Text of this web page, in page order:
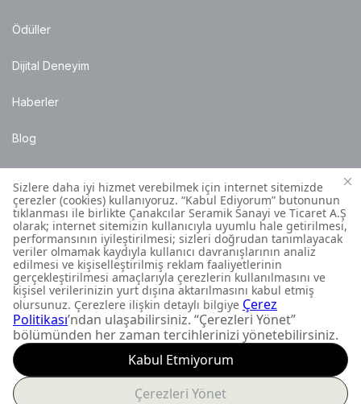
Ödüller
Dijital Deneyim
Haberler
Blog
Satış Noktaları
Montaj Bilgileri
Müşteri İletişim Merkezi